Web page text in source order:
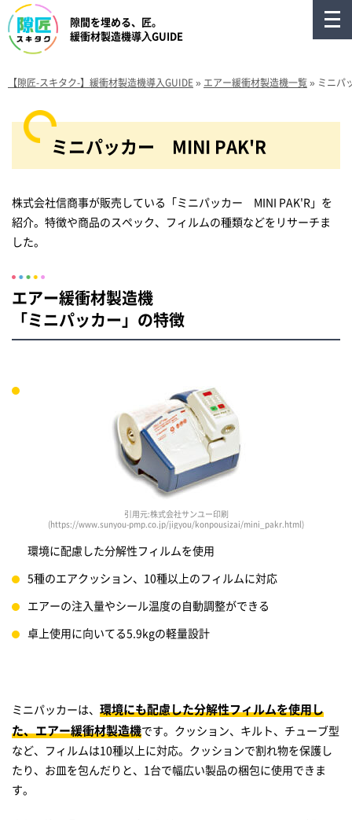
隙間を埋める、匠。
緩衝材製造機導⼊GUIDE
【隙匠-スキタク-】緩衝材製造機導入GUIDE» エアー緩衝材製造機一覧» ミニパ
ミニパッカー MINI PAK'R
株式会社信商事が販売している「ミニパッカー MINI PAK'R」を
紹介。特徴や商品のスペック、フィルムの種類などをリサーチま
した。
エアー緩衝材製造機
「ミニパッカー」の特徴
引用元:株式会社サンユー印刷
(https://www.sunyou-pmp.co.jp/jigyou/konpousizai/mini_pakr.html)
環境に配慮した分解性フィルムを使用
5種のエアクッション、10種以上のフィルムに対応
エアーの注入量やシール温度の自動調整ができる
卓上使用に向いてる5.9kgの軽量設計
ミニパッカーは、 環境にも配慮した分解性フィルムを使用し
た、エアー緩衝材製造機です。クッション、キルト、チューブ型
など、フィルムは10種以上に対応。クッションで割れ物を保護し
たり、お皿を包んだりと、1台で幅広い製品の梱包に使用できま
す。